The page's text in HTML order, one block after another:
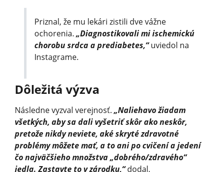
Priznal, že mu lekári zistili dve vážne
ochorenia.„Diagnostikovali mi ischemickú
chorobu srdca a prediabetes,“uviedol na
Instagrame.
Dôležitá výzva
Následne vyzval verejnosť. „Naliehavo žiadam
všetkých, aby sa dali vyšetriť skôr ako neskôr,
pretože nikdy neviete, aké skryté zdravotné
problémy môžete mať, a to ani po cvičení a jedení
čo najväčšieho množstva „dobrého/zdravého“
jedla. Zastavte to v zárodku,“dodal.